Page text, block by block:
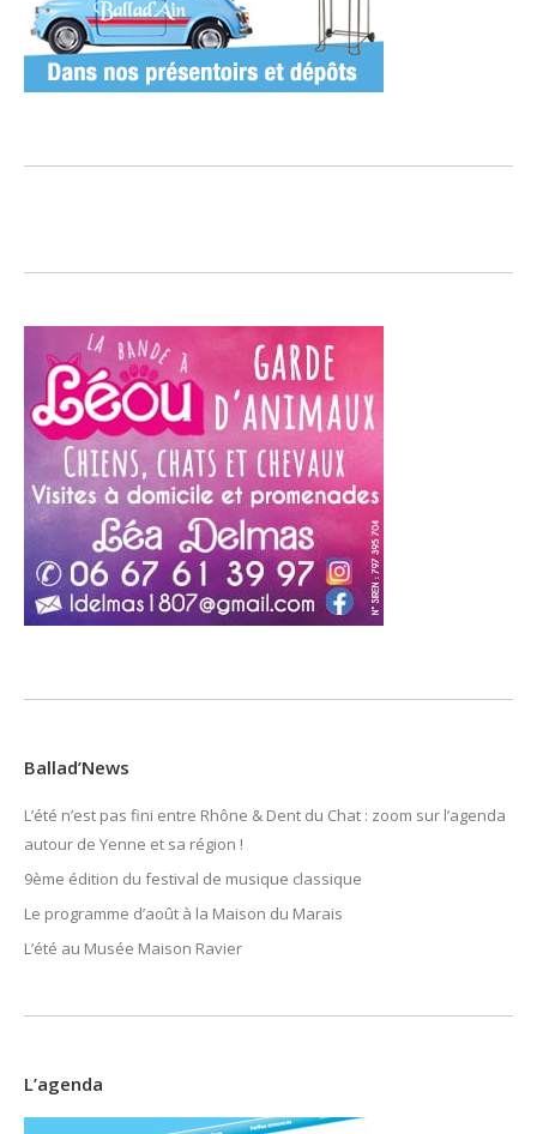
Ballad’News
L’été n’est pas fini entre Rhône & Dent du Chat : zoom sur l’agenda
autour de Yenne et sa région !
9ème édition du festival de musique classique
Le programme d’août à la Maison du Marais
L’été au Musée Maison Ravier
L’agenda